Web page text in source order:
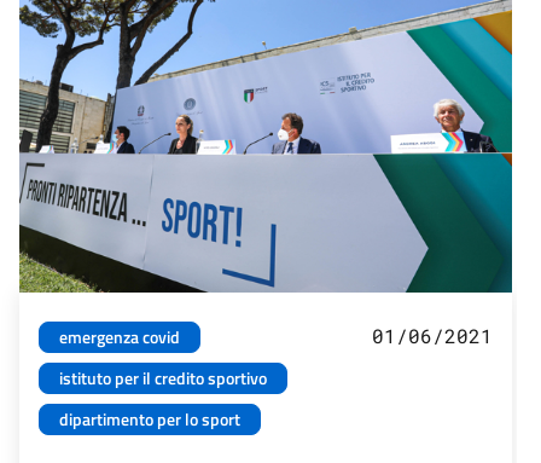
emergenza covid
istituto per il credito sportivo
dipartimento per lo sport
01/06/2021